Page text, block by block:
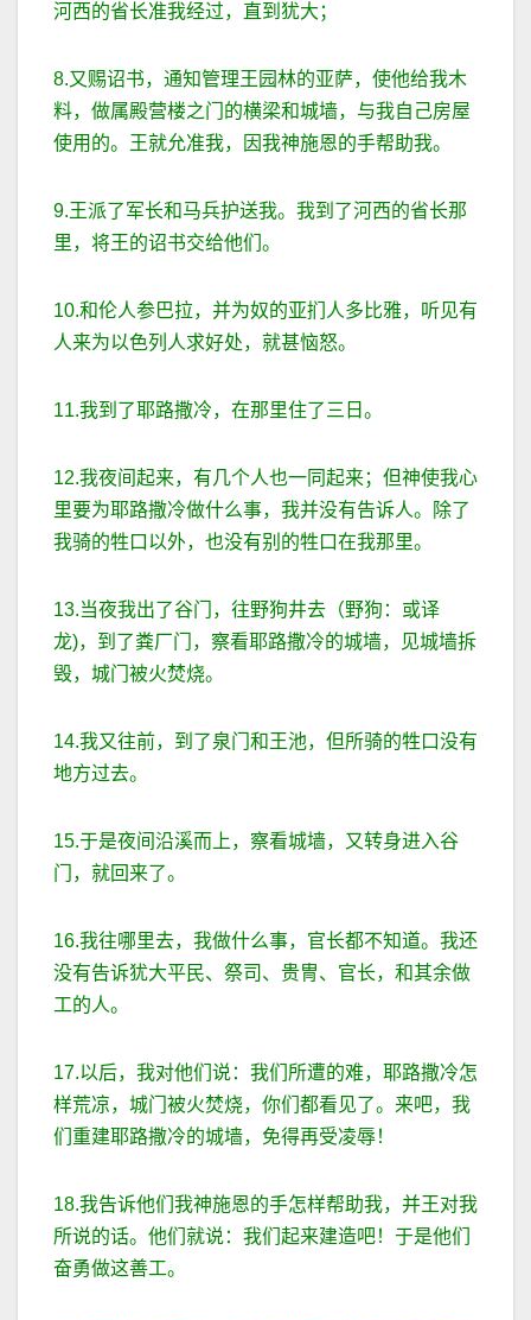
河西的省长准我经过，直到犹大；
8.又赐诏书，通知管理王园林的亚萨，使他给我木
料，做属殿营楼之门的横梁和城墙，与我自己房屋
使用的。王就允准我，因我神施恩的手帮助我。
9.王派了军长和马兵护送我。我到了河西的省长那
里，将王的诏书交给他们。
10.和伦人参巴拉，并为奴的亚扪人多比雅，听见有
人来为以色列人求好处，就甚恼怒。
11.我到了耶路撒冷，在那里住了三日。
12.我夜间起来，有几个人也一同起来；但神使我心
里要为耶路撒冷做什么事，我并没有告诉人。除了
我骑的牲口以外，也没有别的牲口在我那里。
13.当夜我出了谷门，往野狗井去（野狗：或译
龙)，到了粪厂门，察看耶路撒冷的城墙，见城墙拆
毁，城门被火焚烧。
14.我又往前，到了泉门和王池，但所骑的牲口没有
地方过去。
15.于是夜间沿溪而上，察看城墙，又转身进入谷
门，就回来了。
16.我往哪里去，我做什么事，官长都不知道。我还
没有告诉犹大平民、祭司、贵冑、官长，和其余做
工的人。
17.以后，我对他们说：我们所遭的难，耶路撒冷怎
样荒凉，城门被火焚烧，你们都看见了。来吧，我
们重建耶路撒冷的城墙，免得再受凌辱！
18.我告诉他们我神施恩的手怎样帮助我，并王对我
所说的话。他们就说：我们起来建造吧！于是他们
奋勇做这善工。